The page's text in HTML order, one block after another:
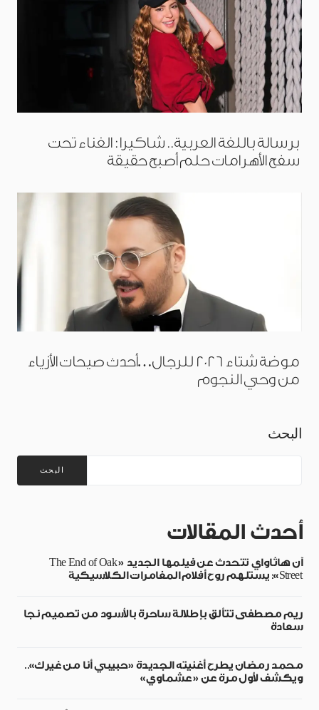
برسالة باللغة العربية.. شاكيرا: الغناء تحت
سفح الأهرامات حلم أصبح حقيقة
موضة شتاء 2026 للرجال…أحدث صيحات الأزياء
من وحي النجوم
البحث
البحث
أحدث المقالات
آن هاثاواي تتحدث عن فيلمها الجديد «The End of Oak
Street»: يستلهم روح أفلام المغامرات الكلاسيكية
ريم مصطفى تتألق بإطلالة ساحرة بالأسود من تصميم نجا
سعادة
محمد رمضان يطرح أغنيته الجديدة «حبيبي أنا من غيرك»..
ويكشف لأول مرة عن «عشماوي»